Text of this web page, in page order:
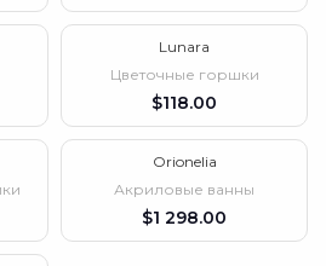
Lunara
Цветочные горшки
$
Orionelia
Акриловые ванны
$